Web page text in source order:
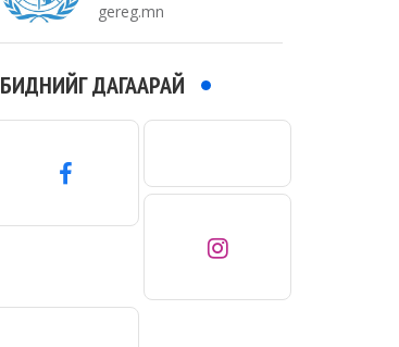
gereg.mn
БИДНИЙГ ДАГААРАЙ